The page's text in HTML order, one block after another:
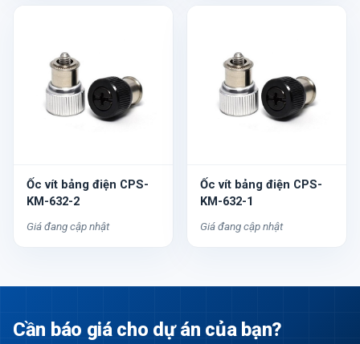
Ốc vít bảng điện CPS-
KM-632-2
Giá đang cập nhật
Ốc vít bảng điện CPS-
KM-632-1
Giá đang cập nhật
Cần báo giá cho dự án của bạn?